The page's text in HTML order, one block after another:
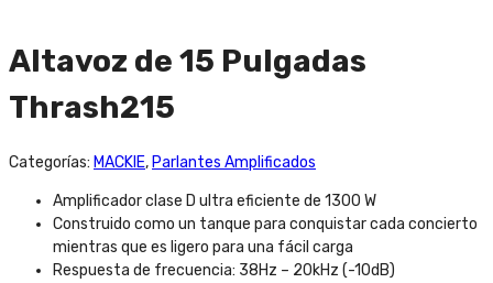
Altavoz de 15 Pulgadas
Thrash215
Categorías: MACKIE,Parlantes Amplificados
Amplificador clase D ultra eficiente de 1300 W
Construido como un tanque para conquistar cada concierto
mientras que es ligero para una fácil carga
Respuesta de frecuencia: 38Hz – 20kHz (-10dB)